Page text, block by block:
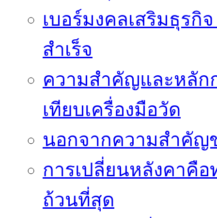
เบอร์มงคลเสริมธุร
สำเร็จ
ความสำคัญและหลัก
เทียบเครื่องมือวัด
นอกจากความสำคัญ
การเปลี่ยนหลังคาคื
ถ้วนที่สุด